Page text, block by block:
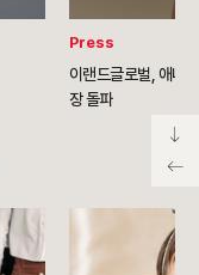
Press
이랜드글로벌, 애니
장 돌파